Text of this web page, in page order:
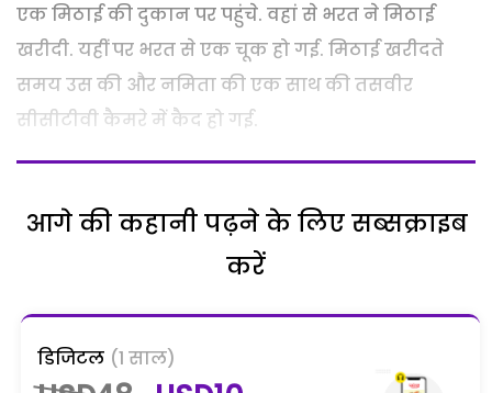
एक मिठाई की दुकान पर पहुंचे. वहां से भरत ने मिठाई
खरीदी. यहीं पर भरत से एक चूक हो गई. मिठाई खरीदते
समय उस की और नमिता की एक साथ की तसवीर
सीसीटीवी कैमरे में कैद हो गई.
आगे की कहानी पढ़ने के लिए सब्सक्राइब
करें
डिजिटल (1 साल)